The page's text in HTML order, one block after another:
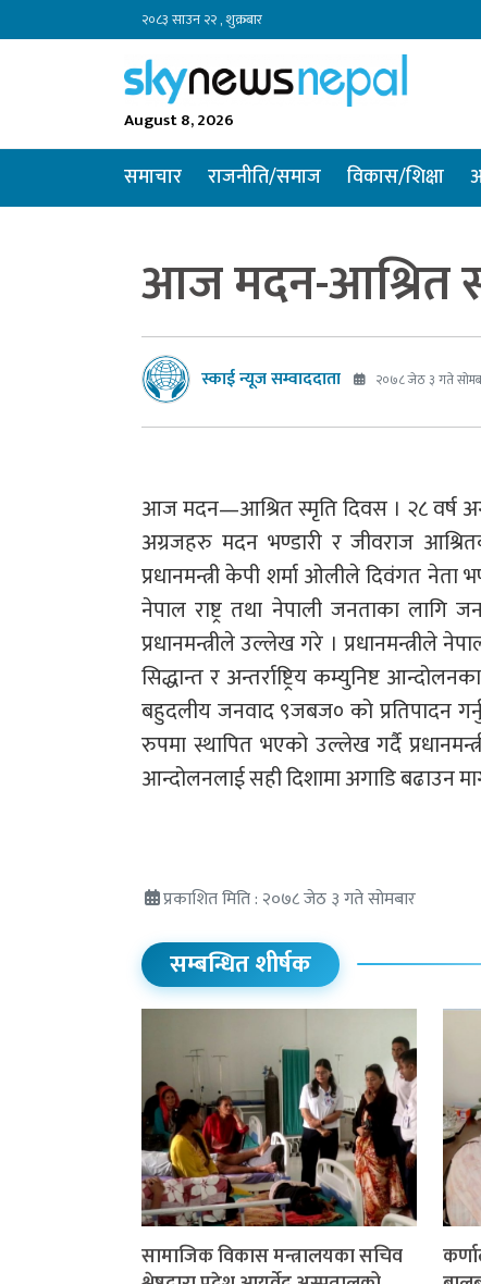
२०८३ साउन २२ , शुक्रबार
August 8, 2026
समाचार राजनीति/समाज विकास/शिक्षा
आज मदन-आश्रित
स्काई न्यूज सम्वाददाता २०७८ जेठ ३ गते
आज मदन—आश्रित स्मृति दिवस । २८ वर्ष
अग्रजहरु मदन भण्डारी र जीवराज
प्रधानमन्त्री केपी शर्मा ओलीले दिवंगत नेता
नेपाल राष्ट्र तथा नेपाली जनताका
प्रधानमन्त्रीले उल्लेख गरे । प्रधानमन्त्रीले
सिद्धान्त र अन्तर्राष्ट्रिय कम्युनिष्ट
बहुदलीय जनवाद ९जबज० को प्रतिपादन
रुपमा स्थापित भएको उल्लेख गर्दै
आन्दोलनलाई सही दिशामा अगाडि बढाउन
प्रकाशित मिति : २०७८ जेठ ३ गते सोमबार
सम्बन्धित शीर्षक
सामाजिक विकास मन्त्रालयका सचिव